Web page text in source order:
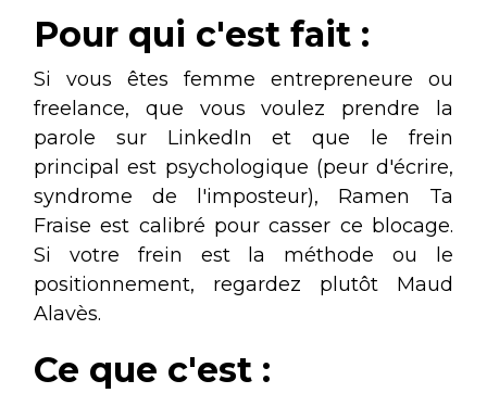
Pour qui c'est fait :
Si vous êtes femme entrepreneure ou
freelance, que vous voulez prendre la
parole sur LinkedIn et que le frein
principal est psychologique (peur d'écrire,
syndrome de l'imposteur), Ramen Ta
Fraise est calibré pour casser ce blocage.
Si votre frein est la méthode ou le
positionnement, regardez plutôt Maud
Alavès.
Ce que c'est :